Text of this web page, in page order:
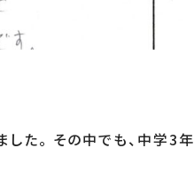
た。 その中でも、中学3年